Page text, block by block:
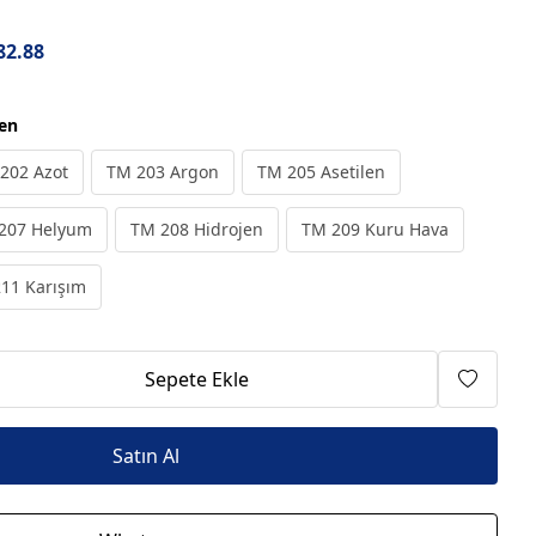
Azot TM 203 Argon TM 205 Asetilen
Helyum TM 208 Hidrojen TM 209 Kuru Hava
Karışım
Sepete Ekle
Satın Al